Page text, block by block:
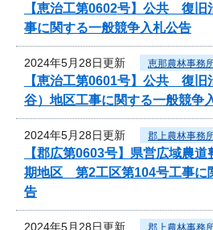
【恵治工第0602号】公共 復
事に関する一般競争入札公告
2024年5月28日更新 恵那農林事務
【恵治工第0601号】公共 復
谷）地区工事に関する一般競争
2024年5月28日更新 郡上農林事務
【郡広第0603号】県営広域農
期地区 第2工区第104号工事に
告
2024年5月28日更新 郡上農林事務